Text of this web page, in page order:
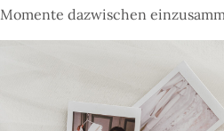
Momente dazwischen